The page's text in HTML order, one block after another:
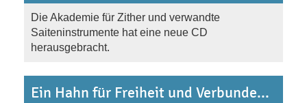
Die Akademie für Zither und verwandte
Saiteninstrumente hat eine neue CD
herausgebracht.
Ein Hahn für Freiheit und Verbundenheit